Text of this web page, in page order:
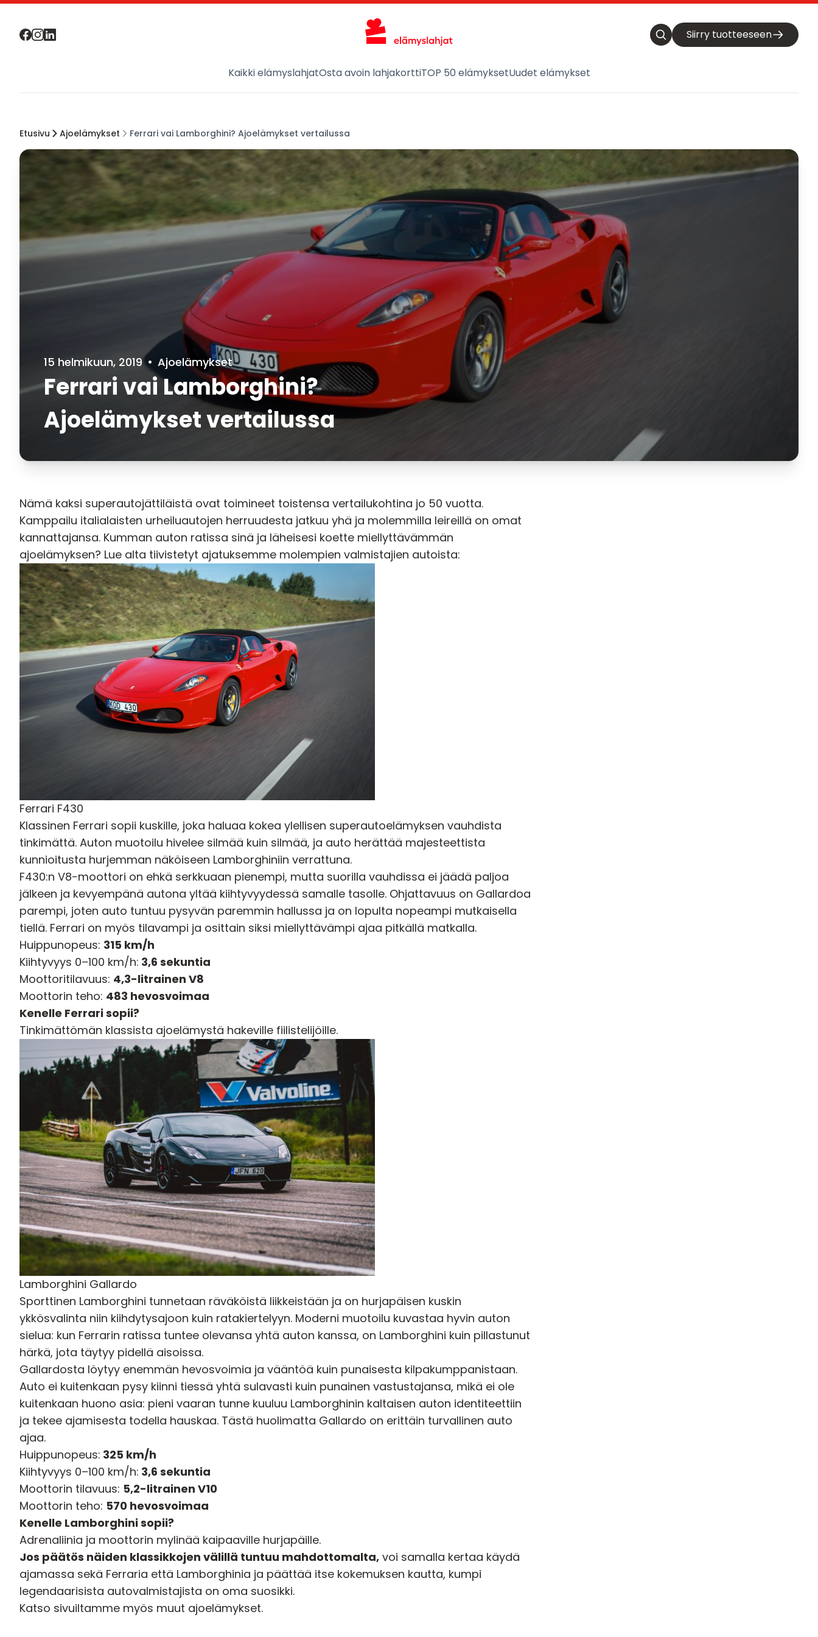
Siirry tuotteeseen
Kaikki elämyslahjatOsta avoin lahjakorttiTOP 50 elämyksetUudet elämykset
Etusivu Ajoelämykset Ferrari vai Lamborghini? Ajoelämykset vertailussa
15 helmikuun, 2019 • Ajoelämykset
Ferrari vai Lamborghini?
Ajoelämykset vertailussa
Nämä kaksi superautojättiläistä ovat toimineet toistensa vertailukohtina jo 50 vuotta.
Kamppailu italialaisten urheiluautojen herruudesta jatkuu yhä ja molemmilla leireillä on omat
kannattajansa. Kumman auton ratissa sinä ja läheisesi koette miellyttävämmän
ajoelämyksen? Lue alta tiivistetyt ajatuksemme molempien valmistajien autoista:
Ferrari F430
Klassinen Ferrari sopii kuskille, joka haluaa kokea ylellisen superautoelämyksen vauhdista
tinkimättä. Auton muotoilu hivelee silmää kuin silmää, ja auto herättää majesteettista
kunnioitusta hurjemman näköiseen Lamborghiniin verrattuna.
F430:n V8-moottori on ehkä serkkuaan pienempi, mutta suorilla vauhdissa ei jäädä paljoa
jälkeen ja kevyempänä autona yltää kiihtyvyydessä samalle tasolle. Ohjattavuus on Gallardoa
parempi, joten auto tuntuu pysyvän paremmin hallussa ja on lopulta nopeampi mutkaisella
tiellä. Ferrari on myös tilavampi ja osittain siksi miellyttävämpi ajaa pitkällä matkalla.
Huippunopeus: 315 km/h
Kiihtyvyys 0–100 km/h: 3,6 sekuntia
Moottoritilavuus: 4,3-litrainen V8
Moottorin teho: 483 hevosvoimaa
Kenelle Ferrari sopii?
Tinkimättömän klassista ajoelämystä hakeville fiilistelijöille.
Lamborghini Gallardo
Sporttinen Lamborghini tunnetaan räväköistä liikkeistään ja on hurjapäisen kuskin
ykkösvalinta niin kiihdytysajoon kuin ratakiertelyyn. Moderni muotoilu kuvastaa hyvin auton
sielua: kun Ferrarin ratissa tuntee olevansa yhtä auton kanssa, on Lamborghini kuin pillastunut
härkä, jota täytyy pidellä aisoissa.
Gallardosta löytyy enemmän hevosvoimia ja vääntöä kuin punaisesta kilpakumppanistaan.
Auto ei kuitenkaan pysy kiinni tiessä yhtä sulavasti kuin punainen vastustajansa, mikä ei ole
kuitenkaan huono asia: pieni vaaran tunne kuuluu Lamborghinin kaltaisen auton identiteettiin
ja tekee ajamisesta todella hauskaa. Tästä huolimatta Gallardo on erittäin turvallinen auto
ajaa.
Huippunopeus: 325 km/h
Kiihtyvyys 0–100 km/h: 3,6 sekuntia
Moottorin tilavuus: 5,2-litrainen V10
Moottorin teho: 570 hevosvoimaa
Kenelle Lamborghini sopii?
Adrenaliinia ja moottorin mylinää kaipaaville hurjapäille.
Jos päätös näiden klassikkojen välillä tuntuu mahdottomalta, voi samalla kertaa käydä
ajamassa sekä Ferraria että Lamborghinia ja päättää itse kokemuksen kautta, kumpi
legendaarisista autovalmistajista on oma suosikki.
Katso sivuiltamme myös muut ajoelämykset.